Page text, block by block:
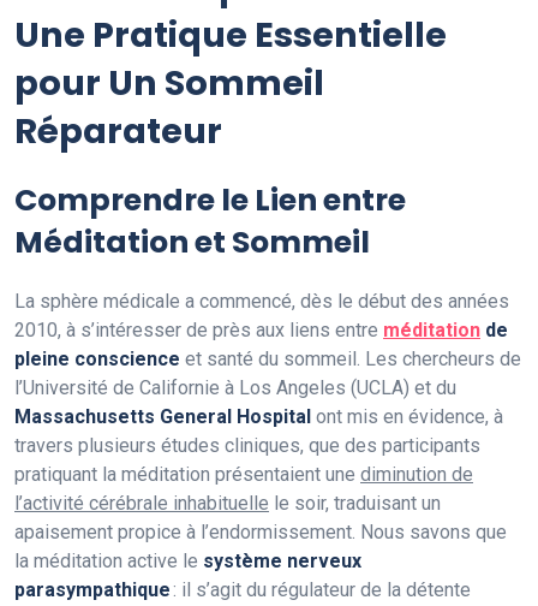
Une Pratique Essentielle
pour Un Sommeil
Réparateur
Comprendre le Lien entre
Méditation et Sommeil
La sphère médicale a commencé, dès le début des années
2010, à s’intéresser de près aux liens entre méditation de
pleine conscience et santé du sommeil. Les chercheurs de
l’Université de Californie à Los Angeles (UCLA) et du
Massachusetts General Hospital ont mis en évidence, à
travers plusieurs études cliniques, que des participants
pratiquant la méditation présentaient une diminution de
l’activité cérébrale inhabituelle le soir, traduisant un
apaisement propice à l’endormissement. Nous savons que
la méditation active le système nerveux
parasympathique: il s’agit du régulateur de la détente